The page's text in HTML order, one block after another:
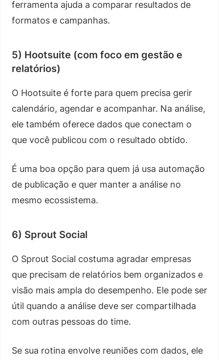
ferramenta ajuda a comparar resultados de
formatos e campanhas.
5) Hootsuite (com foco em gestão e
relatórios)
O Hootsuite é forte para quem precisa gerir
calendário, agendar e acompanhar. Na análise,
ele também oferece dados que conectam o
que você publicou com o resultado obtido.
É uma boa opção para quem já usa automação
de publicação e quer manter a análise no
mesmo ecossistema.
6) Sprout Social
O Sprout Social costuma agradar empresas
que precisam de relatórios bem organizados e
visão mais ampla do desempenho. Ele pode ser
útil quando a análise deve ser compartilhada
com outras pessoas do time.
Se sua rotina envolve reuniões com dados, ele